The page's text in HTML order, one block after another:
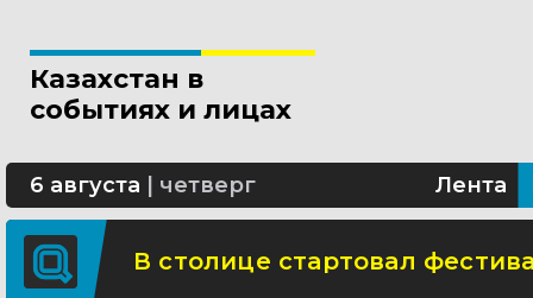
Казахстан в
событиях и лицах
6 августа четверг Лента
В Алматы благоустраивают
Сколько стоит собрать
В столице стартовал